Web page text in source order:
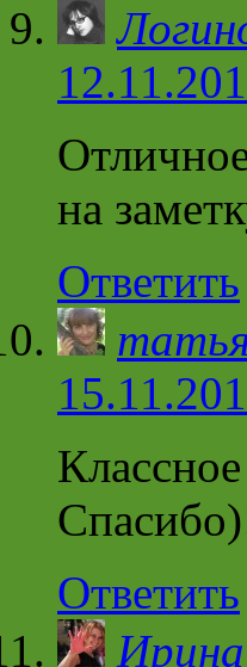
на
Ответить
Ответить